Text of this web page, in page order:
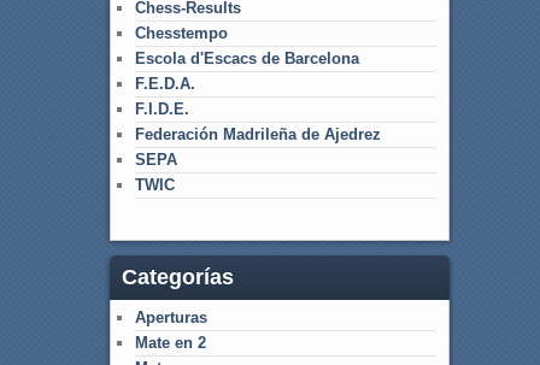
Chess-Results
Chesstempo
Escola d'Escacs de Barcelona
F.E.D.A.
F.I.D.E.
Federación Madrileña de Ajedrez
SEPA
TWIC
Categorías
Aperturas
Mate en 2